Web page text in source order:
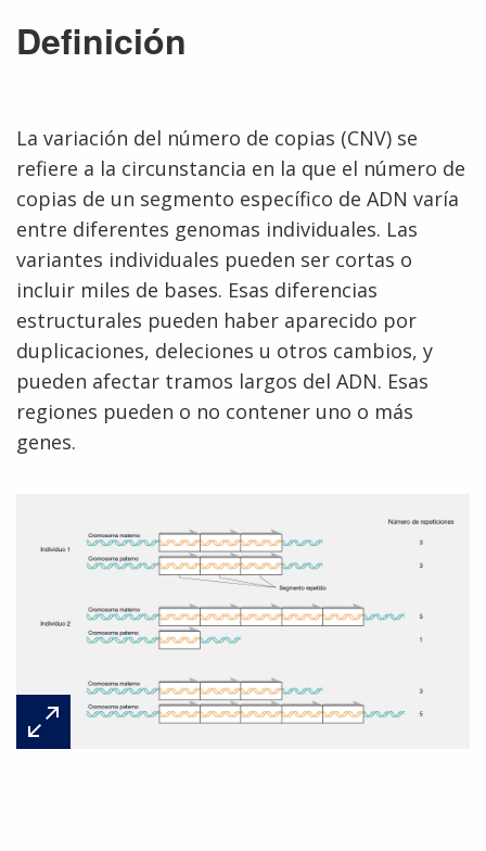
Definición
La variación del número de copias (CNV) se
refiere a la circunstancia en la que el número de
copias de un segmento específico de ADN varía
entre diferentes genomas individuales. Las
variantes individuales pueden ser cortas o
incluir miles de bases. Esas diferencias
estructurales pueden haber aparecido por
duplicaciones, deleciones u otros cambios, y
pueden afectar tramos largos del ADN. Esas
regiones pueden o no contener uno o más
genes.